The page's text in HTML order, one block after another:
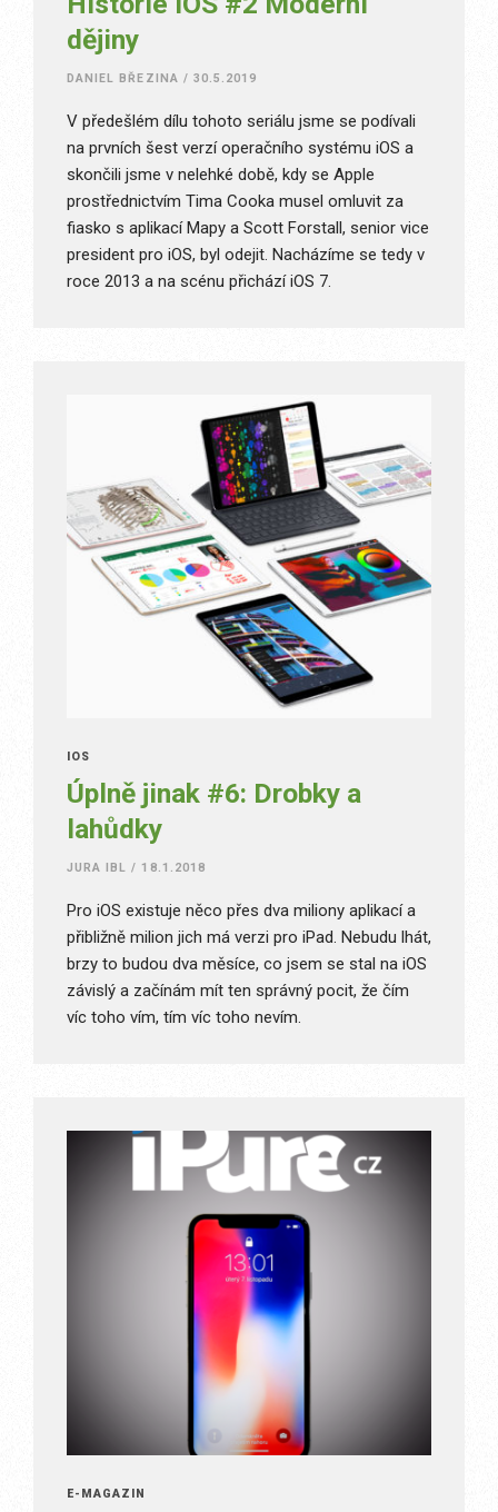
dějiny
DANIEL BŘEZINA / 30.5.2019
V předešlém dílu tohoto seriálu jsme se podívali
na prvních šest verzí operačního systému iOS a
skončili jsme v nelehké době, kdy se Apple
prostřednictvím Tima Cooka musel omluvit za
fiasko s aplikací Mapy a Scott Forstall, senior vice
president pro iOS, byl odejit. Nacházíme se tedy v
roce 2013 a na scénu přichází iOS 7.
IOS
Úplně jinak #6: Drobky a
lahůdky
JURA IBL / 18.1.2018
Pro iOS existuje něco přes dva miliony aplikací a
přibližně milion jich má verzi pro iPad. Nebudu lhát,
brzy to budou dva měsíce, co jsem se stal na iOS
závislý a začínám mít ten správný pocit, že čím
víc toho vím, tím víc toho nevím.
E-MAGAZÍN